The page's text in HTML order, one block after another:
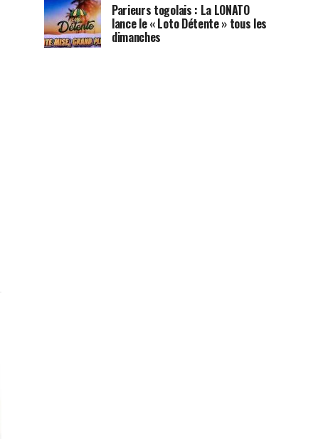
Parieurs togolais : La LONATO
lance le « Loto Détente » tous les
dimanches